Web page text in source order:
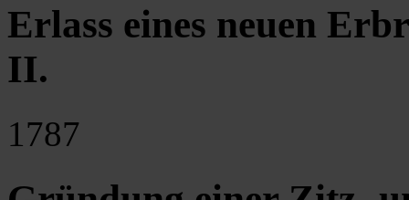
Erlass eines neuen
II.
1787